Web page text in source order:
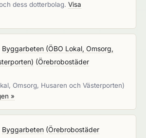
dess dotterbolag. Visa
Byggarbeten (ÖBO Lokal, Omsorg,
(Örebrobostäder
Omsorg, Husaren och Västerporten)
»
Byggarbeten (Örebrobostäder